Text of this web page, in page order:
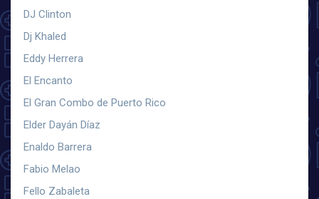
DJ Clinton
Dj Khaled
Eddy Herrera
El Encanto
El Gran Combo de Puerto Rico
Elder Dayán Díaz
Enaldo Barrera
Fabio Melao
Fello Zabaleta